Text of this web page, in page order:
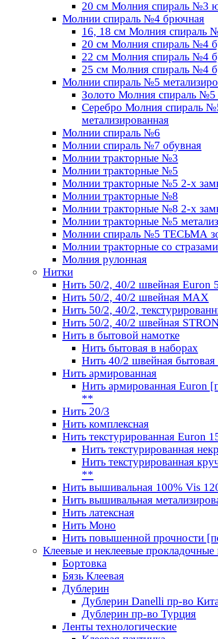
20 см Молния спираль №3
Молнии спираль №4 брючная
16, 18 см Молния спираль
20 см Молния спираль №4
22 см Молния спираль №4
25 см Молния спираль №4
Молнии спираль №5
Золото Молния спираль №5
Серебро Молния спираль
метализированная
Молнии спираль №6
Молнии спираль №7 обувная
Молнии тракторные №3
Молнии тракторные №5
Молнии тракторные №5 2-х
Молнии тракторные №8
Молнии тракторные №8 2-х
Молнии тракторные №5
Молнии спираль №5 ТЕСЬМА
Молнии тракторные со стразами
Молния рулонная
Нитки
Нить 50/2, 40/2 швейная Euron
Нить 50/2, 40/2 швейная МАХ
Нить 50/2, 40/2,
Нить 50/2, 40/2 швейная
Нить в бытовой намотке
Нить бытовая в наборах
Нить 40/2 швейная бытовая
Нить армированная
Нить армированная Euron
**
Нить 20/3
Нить комплексная
Нить текстурированная Euron
Нить текстурированная
Нить текстурированная
**
Нить вышивальная 100% Vis
Нить вышивальная
Нить латексная
Нить Моно
Нить повышенной прочности
Клеевые и неклеевые прокладочные
Бортовка
Бязь Клеевая
Дублерин
Дублерин Danelli пр-во
Дублерин пр-во Турция
Ленты технологические